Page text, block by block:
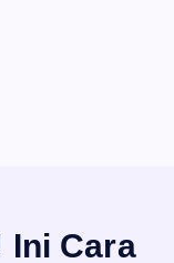
Ini Cara